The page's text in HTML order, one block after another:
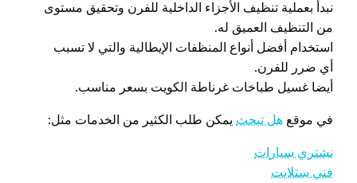
نبدأ بعملية تنظيف الأجزاء الداخلية للفرن وتحقيق مستوى
من التنظيف العميق له.
استخدام أفضل أنواع المنظفات الإيطالية والتي لا تسبب
أي ضرر للفرن.
أيضا غسيل طباخات غرناطة الكويت بسعر مناسب.
في موقع هل تبحث يمكن طلب الكثير من الخدمات مثل:
نشتري سيارات
فني ستلايت